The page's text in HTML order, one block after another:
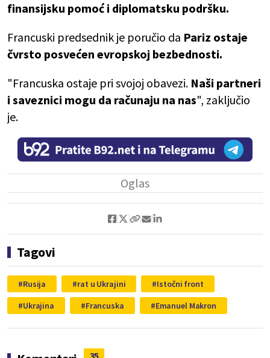
finansijsku pomoć i diplomatsku podršku.
Francuski predsednik je poručio da Pariz ostaje
čvrsto posvećen evropskoj bezbednosti.
"Francuska ostaje pri svojoj obavezi. Naši partneri
i saveznici mogu da računaju na nas", zaključio
je.
Tagovi
Rusija rat u Ukrajini
Istočni front
Ukrajina
Francuska Emanuel Makron